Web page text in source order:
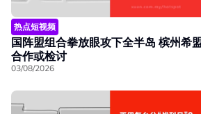
热点短视频
国阵盟组合拳放眼攻下全半岛 槟州希
合作或检讨
03/08/2026